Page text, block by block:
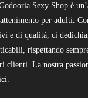
Sexy Shop è
per adulti.
e di qualità, ci
rispettando
clienti. La nostra